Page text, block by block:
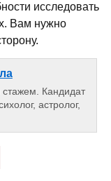
исследовать
Вам нужно
Кандидат
астролог,